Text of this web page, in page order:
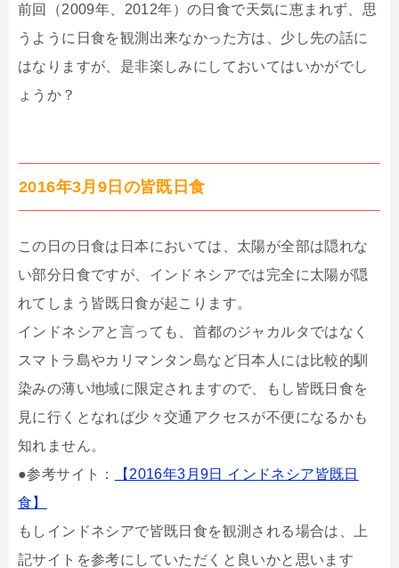
前回（2009年、2012年）の日食で天気に恵まれず、思
うように日食を観測出来なかった方は、少し先の話に
はなりますが、是非楽しみにしておいてはいかがでし
ょうか？
2016年3月9日の皆既日食
この日の日食は日本においては、太陽が全部は隠れな
い部分日食ですが、インドネシアでは完全に太陽が隠
れてしまう皆既日食が起こります。
インドネシアと言っても、首都のジャカルタではなく
スマトラ島やカリマンタン島など日本人には比較的馴
染みの薄い地域に限定されますので、もし皆既日食を
見に行くとなれば少々交通アクセスが不便になるかも
知れません。
●参考サイト：
【2016年3月9日 インドネシア皆既日
食】
もしインドネシアで皆既日食を観測される場合は、上
記サイトを参考にしていただくと良いかと思います